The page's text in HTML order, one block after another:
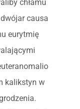
chłamu
causa
eurytmię
kalikstyn w